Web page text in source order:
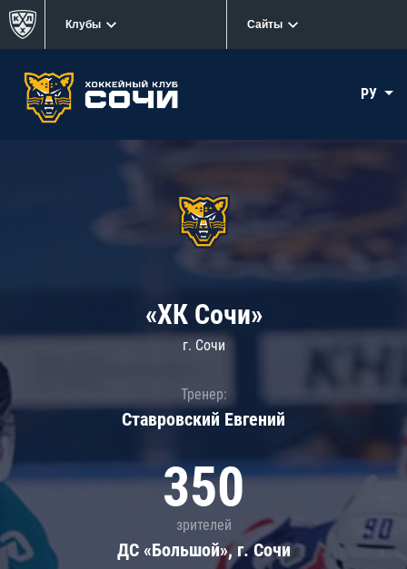
Клубы Сайты
РУ
«ХК Сочи»
г. Сочи
Тренер:
Ставровский Евгений
350
зрителей
ДС «Большой», г. Сочи